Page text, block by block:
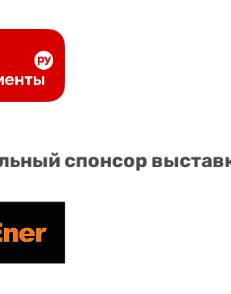
спонсор